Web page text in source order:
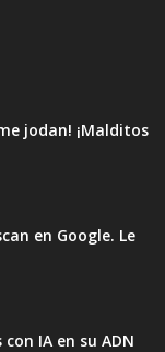
jodan! ¡Malditos
en Google. Le
IA en su ADN